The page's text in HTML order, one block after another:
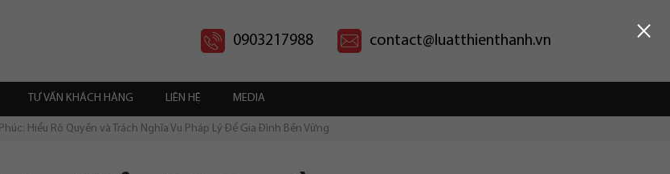
0903217988 contact@luatthienthanh.vn
TƯ VẤN KHÁCH HÀNG LIÊN HỆ MEDIA
Hiểu Rõ Quyền và Trách Nghĩa Vụ Pháp Lý Để Gia Đình Bền Vững
×